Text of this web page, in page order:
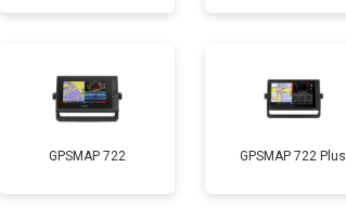
GPSMAP 722 GPSMAP 722 Plus